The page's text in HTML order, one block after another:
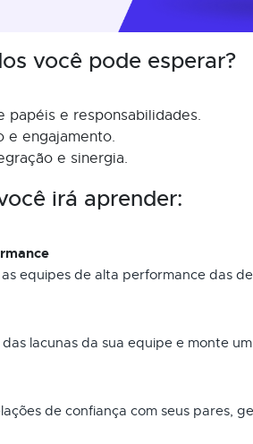
você pode esperar?
papéis e responsabilidades.
e engajamento.
e sinergia.
irá aprender:
equipes de alta performance das
lacunas da sua equipe e monte
de confiança com seus pares,